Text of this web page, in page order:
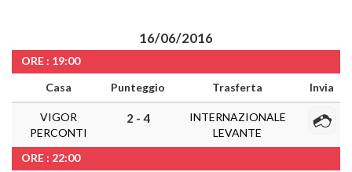
16/06/2016
ORE : 19:00
Casa
Punteggio Trasferta Invia
VIGOR
PERCONTI
2 - 4
INTERNAZIONALE
LEVANTE
ORE : 22:00